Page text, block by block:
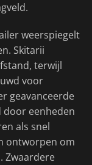
weerspiegelt
Skitarii
terwijl
voor
geavanceerde
door eenheden
als snel
ontworpen om
Zwaardere